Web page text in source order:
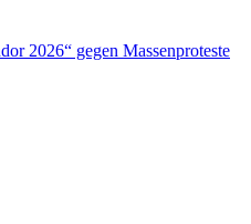
2026“ gegen Massenproteste